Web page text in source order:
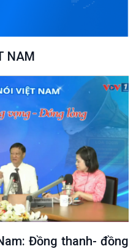
Góc nhìn VOV1
Bình luận
10 phút Sự kiện - Luận bàn
Câu chuyện thời sự
Dòng chảy sự kiện
Đối thoại
Diễn đàn chủ nhật
Chuyện đêm
NAM
Đồng thanh- đồng